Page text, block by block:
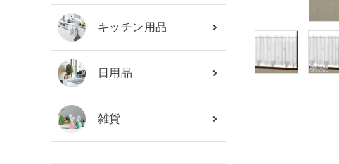
キッチン用品
日用品
雑貨